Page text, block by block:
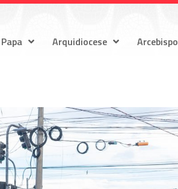
Papa Arquidiocese Arcebispo